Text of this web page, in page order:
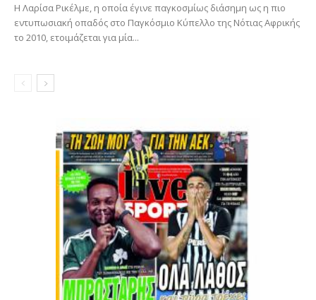
Η Λαρίσα Ρικέλμε, η οποία έγινε παγκοσμίως διάσημη ως η πιο
εντυπωσιακή οπαδός στο Παγκόσμιο Κύπελλο της Νότιας Αφρικής
το 2010, ετοιμάζεται για μία...